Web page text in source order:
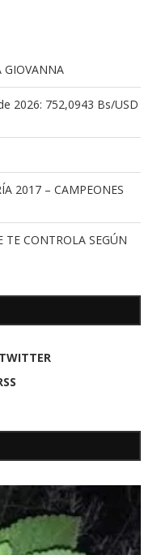
GIOVANNA
2026: 752,0943 Bs/USD
2017 – CAMPEONES
TE CONTROLA SEGÚN
TWITTER